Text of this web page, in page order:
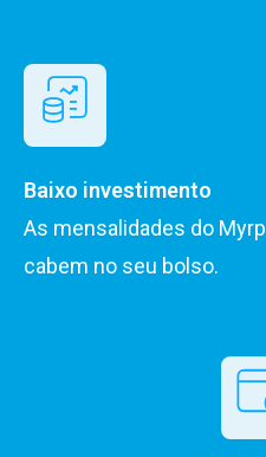
Baixo investimento
As mensalidades do Myrp
cabem no seu bolso.